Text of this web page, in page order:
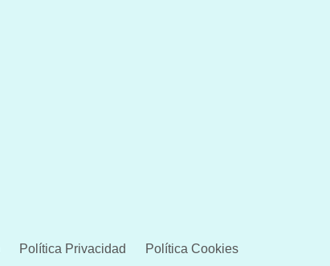
Política Privacidad Política Cookies